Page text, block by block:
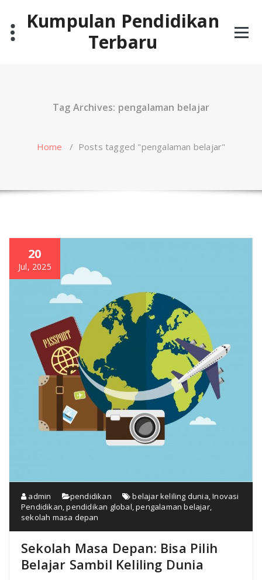
contentKumpulan Pendidikan
Terbaru
Tag Archives: pengalaman belajar
Home / Posts tagged "pengalaman belajar"
20
Jul, 2025
admin pendidikan belajar keliling dunia ,Inovasi
Pendidikan ,pendidikan global ,pengalaman belajar,
sekolah masa depan
Sekolah Masa Depan: Bisa Pilih
Belajar Sambil Keliling Dunia